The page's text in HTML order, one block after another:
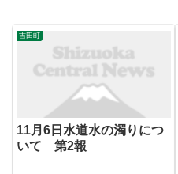
吉田町
11月6日水道水の濁りにつ
いて 第2報